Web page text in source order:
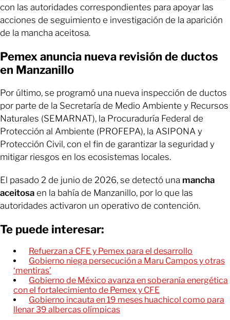
con las autoridades correspondientes para apoyar las
acciones de seguimiento e investigación de la aparición
de la mancha aceitosa.
Pemex anuncia nueva revisión de ductos
en Manzanillo
Por último, se programó una nueva inspección de ductos
por parte de la Secretaría de Medio Ambiente y Recursos
Naturales (SEMARNAT), la Procuraduría Federal de
Protección al Ambiente (PROFEPA), la ASIPONA y
Protección Civil, con el fin de garantizar la seguridad y
mitigar riesgos en los ecosistemas locales.
El pasado 2 de junio de 2026, se detectó una mancha
aceitosa en la bahía de Manzanillo, por lo que las
autoridades activaron un operativo de contención.
Te puede interesar:
Refuerzan a CFE y Pemex para el desarrollo
Gobierno niega persecución a Maru Campos y otras
‘mentiras’
Gobierno de México avanza en soberanía energética
con el fortalecimiento de Pemex y CFE
Gobierno incauta en 19 meses huachicol como para
llenar 39 albercas olímpicas